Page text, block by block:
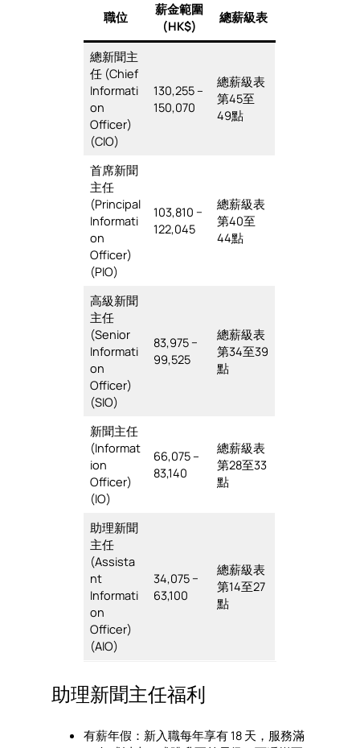
職位
薪金範圍
(HK$)
總薪級表
總新聞主
任 (Chief
Informati
on
Officer)
(CIO)
130,255 –
150,070
總薪級表
第45至
49點
首席新聞
主任
(Principal
Informati
on
Officer)
(PIO)
103,810 −
122,045
總薪級表
第40至
44點
高級新聞
主任
(Senior
Informati
on
Officer)
(SIO)
83,975 −
99,525
總薪級表
第34至39
點
新聞主任
(Informat
ion
Officer)
(IO)
66,075 –
83,140
總薪級表
第28至33
點
助理新聞
主任
(Assista
nt
Informati
on
Officer)
(AIO)
34,075 −
63,100
總薪級表
第14至27
點
助理新聞主任福利
有薪年假：新入職每年享有 18 天，服務滿